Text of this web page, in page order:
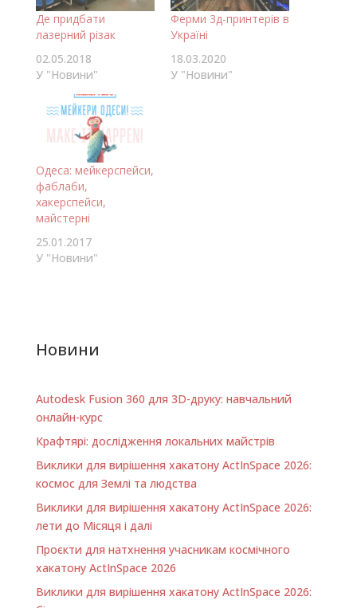
Де придбати
лазерний різак
02.05.2018
У "Новини"
Ферми 3д-принтерів в
Україні
18.03.2020
У "Новини"
Одеса: мейкерспейси,
фаблаби,
хакерспейси,
майстерні
25.01.2017
У "Новини"
Новини
Autodesk Fusion 360 для 3D-друку: навчальний
онлайн-курс
Крафтярі: дослідження локальних майстрів
Виклики для вирішення хакатону ActInSpace 2026:
космос для Землі та людства
Виклики для вирішення хакатону ActInSpace 2026:
лети до Місяця і далі
Проєкти для натхнення учасникам космічного
хакатону ActInSpace 2026
Виклики для вирішення хакатону ActInSpace 2026: